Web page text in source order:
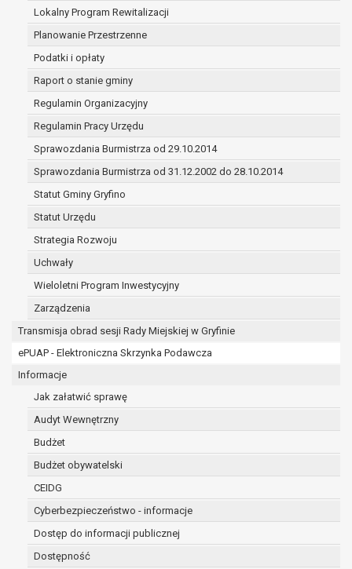
Lokalny Program Rewitalizacji
Planowanie Przestrzenne
Podatki i opłaty
Raport o stanie gminy
Regulamin Organizacyjny
Regulamin Pracy Urzędu
Sprawozdania Burmistrza od 29.10.2014
Sprawozdania Burmistrza od 31.12.2002 do 28.10.2014
Statut Gminy Gryfino
Statut Urzędu
Strategia Rozwoju
Uchwały
Wieloletni Program Inwestycyjny
Zarządzenia
Transmisja obrad sesji Rady Miejskiej w Gryfinie
ePUAP - Elektroniczna Skrzynka Podawcza
Informacje
Jak załatwić sprawę
Audyt Wewnętrzny
Budżet
Budżet obywatelski
CEIDG
Cyberbezpieczeństwo - informacje
Dostęp do informacji publicznej
Dostępność
(merytorycznych), a także obowiązków i
zadań zleconych przez instytucje
nadrzędne wobec Gminy;
zawarcia i realizacji umów;
ochrony żywotnych interesów osoby, której
dane dotyczą, lub innej osoby fizycznej;
wykonania zadania realizowanego w
interesie publicznym lub w ramach
sprawowania władzy publicznej
powierzonej administratorowi;
w pozostałych przypadkach dane osobowe
przetwarzane są wyłącznie na podstawie
wcześniej udzielonej zgody w zakresie i celu
określonym w treści zgody.
W związku z przetwarzaniem danych w celu
wskazanym w pkt. 3, dane osobowe mogą być
udostępniane innym upoważnionym odbiorcom lub
kategoriom odbiorców danych osobowych.
Odbiorcami mogą być:
podmioty, które przetwarzają dane
osobowe w imieniu administratora na
osobowych;
podmioty upoważnione do odbioru danych
przepisów prawa.
Pani/Pana dane osobowe będą przetwarzane
przez okres niezbędny do realizacji celu dla jakiego
zostały zebrane oraz zgodnie z terminami
archiwizacji określonymi przez przepisy prawa
powszechnie obowiązującego.
W przypadku, gdy dane osobowe przetwarzane są